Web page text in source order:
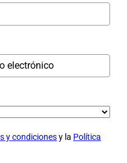
y condicionesy la Política